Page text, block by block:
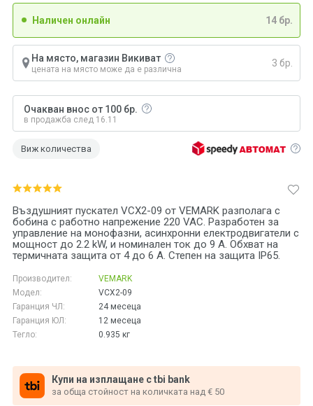
Въздушният пускател VCX2-09 от VEMARK разполага с
бобина с работно напрежение 220 VAC. Разработен за
управление на монофазни, асинхронни електродвигатели с
мощност до 2.2 kW, и номинален ток до 9 A. Обхват на
термичната защита от 4 до 6 A. Степен на защита IP65.
Производител:
VEMARK
Модел:
VCX2-09
Гаранция ЧЛ:
24 месеца
Гаранция ЮЛ:
12 месеца
Тегло:
0.935 кг
Купи на изплащане с tbi bank
за обща стойност на количката над € 50
Наличен онлайн 14 бр.
На място, магазин Викиват
цената на място може да е различна
3 бр.
Очакван внос от 100 бр.
в продажба след 16.11
Виж количества